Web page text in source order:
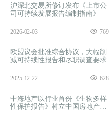
沪深北交易所修订发布《上市公
司可持续发展报告编制指南》
2026-02-03 769
欧盟议会批准综合协议，大幅削
减可持续性报告和尽职调查要求
2025-12-22 628
中海地产以行业首份《生物多样
性保护报告》树立中国房地产企